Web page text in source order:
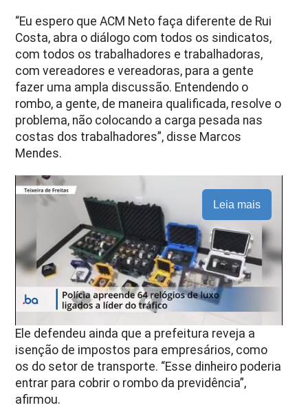
“Eu espero que ACM Neto faça diferente de Rui
Costa, abra o diálogo com todos os sindicatos,
com todos os trabalhadores e trabalhadoras,
com vereadores e vereadoras, para a gente
fazer uma ampla discussão. Entendendo o
rombo, a gente, de maneira qualificada, resolve o
problema, não colocando a carga pesada nas
costas dos trabalhadores”, disse Marcos
Mendes.
Leia mais
Ele defendeu ainda que a prefeitura reveja a
isenção de impostos para empresários, como
os do setor de transporte. “Esse dinheiro poderia
entrar para cobrir o rombo da previdência”,
afirmou.